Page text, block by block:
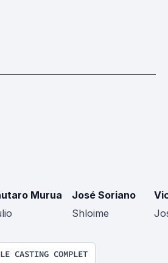
Murua
José Soriano
Shloime
CASTING COMPLET